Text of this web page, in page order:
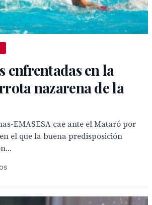
enfrentadas en la
nazarena de la
EMASESA cae ante el Mataró por
el que la buena predisposición